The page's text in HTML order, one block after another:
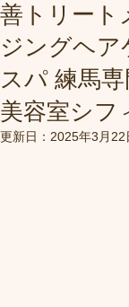
善トリート
ジングヘア
スパ 練馬
美容室シフ
更新日： 2025年3月22